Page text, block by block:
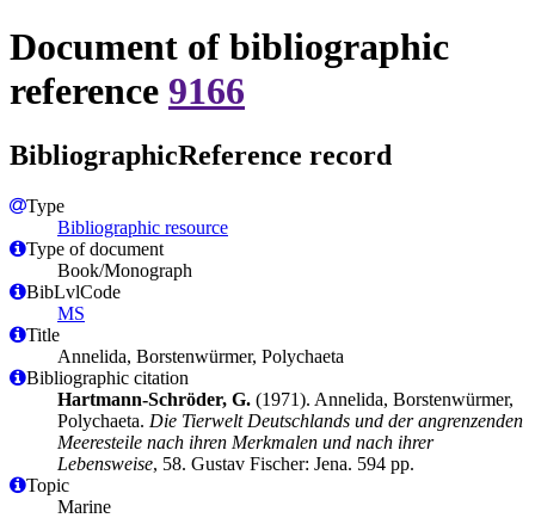
Document of bibliographic
reference 9166
BibliographicReference record
Type
Bibliographic resource
Type of document
Book/Monograph
BibLvlCode
MS
Title
Annelida, Borstenwürmer, Polychaeta
Bibliographic citation
Hartmann-Schröder, G. (1971). Annelida, Borstenwürmer,
Polychaeta. Die Tierwelt Deutschlands und der angrenzenden
Meeresteile nach ihren Merkmalen und nach ihrer
Lebensweise, 58. Gustav Fischer: Jena. 594 pp.
Topic
Marine